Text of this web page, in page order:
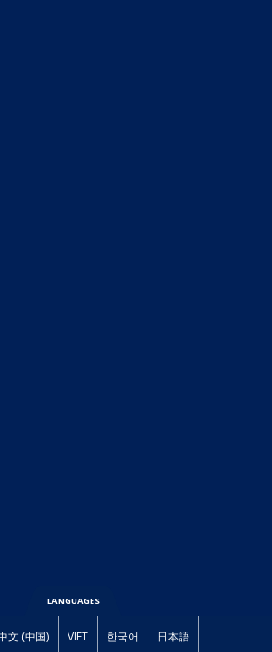
LANGUAGES
文 (中国) VIET 한국어 日本語